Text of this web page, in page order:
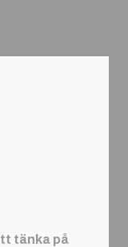
tänka på